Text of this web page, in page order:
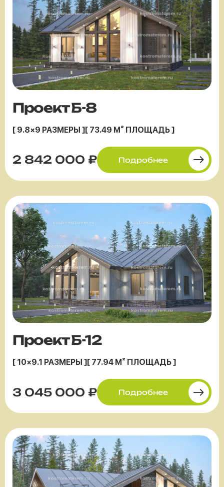
Проект Б-8
[ 9.8×9 РАЗМЕРЫ ][ 73.49 М² ПЛОЩАДЬ ]
2 842 000 ₽ Подробнее
Проект Б-12
[ 10×9.1 РАЗМЕРЫ ] [ 77.94 М² ПЛОЩАДЬ ]
3 045 000 ₽ Подробнее